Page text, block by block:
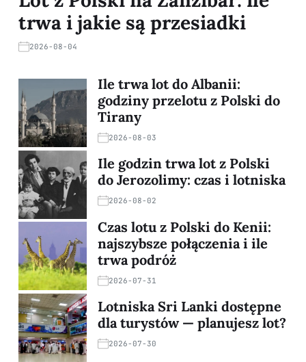
trwa i jakie są przesiadki
2026-08-04
Ile trwa lot do Albanii:
godziny przelotu z Polski do
Tirany
2026-08-03
Ile godzin trwa lot z Polski
do Jerozolimy: czas i lotniska
2026-08-02
Czas lotu z Polski do Kenii:
najszybsze połączenia i ile
trwa podróż
2026-07-31
Lotniska Sri Lanki dostępne
dla turystów — planujesz lot?
2026-07-30